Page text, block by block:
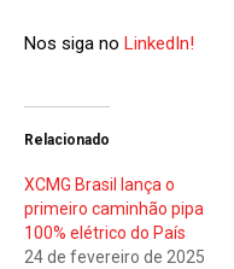
Nos siga no LinkedIn!
Relacionado
XCMG Brasil lança o
primeiro caminhão pipa
100% elétrico do País
24 de fevereiro de 2025